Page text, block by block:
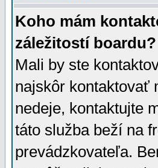
Koho mám
záležitostí boardu?
Mali by ste
najskôr kontaktovať
nedeje, kontaktujte
táto služba beží na
prevádzkovateľa.